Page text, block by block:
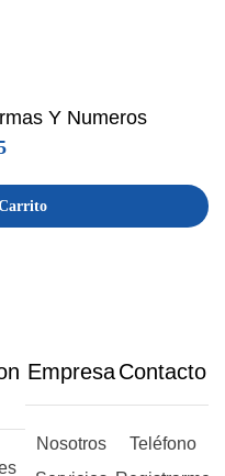
Y Numeros
Empresa
Nosotros
Contacto
Teléfono